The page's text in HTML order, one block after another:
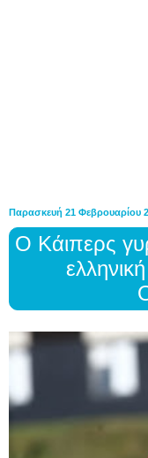
Παρασκευή 21 Φεβρουαρίου
Ο Κάιπερς